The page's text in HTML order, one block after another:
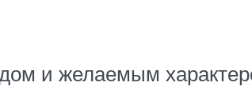
и желаемым